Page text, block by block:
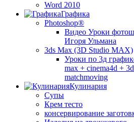
Word 2010
Графика
Photoshop®
Видео Уроки
Игоря Ульмана
3ds Max (3D Studio MAX)
Уроки по 3д
max + cinema4d +
matchmoving
Кулинария
Супы
Крем тесто
консервирование